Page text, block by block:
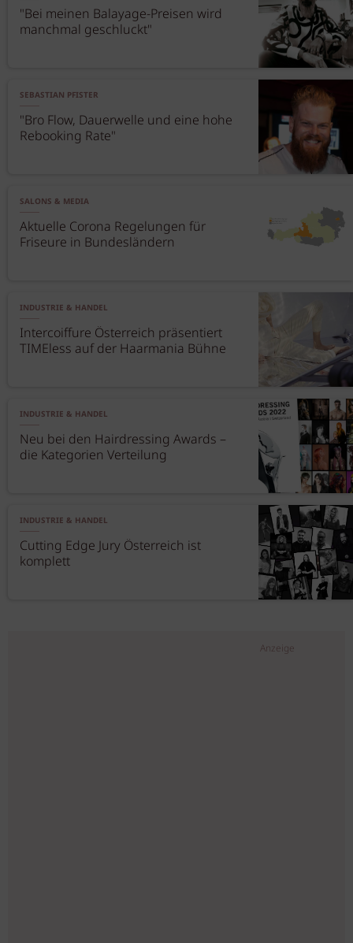
"Bei meinen Balayage-Preisen wird
manchmal geschluckt"
SEBASTIAN PFISTER
"Bro Flow, Dauerwelle und eine hohe
Rebooking Rate"
SALONS & MEDIA
Aktuelle Corona Regelungen für
Friseure in Bundesländern
INDUSTRIE & HANDEL
Intercoiffure Österreich präsentiert
TIMEless auf der Haarmania Bühne
INDUSTRIE & HANDEL
Neu bei den Hairdressing Awards –
die Kategorien Verteilung
INDUSTRIE & HANDEL
Cutting Edge Jury Österreich ist
komplett
Anzeige